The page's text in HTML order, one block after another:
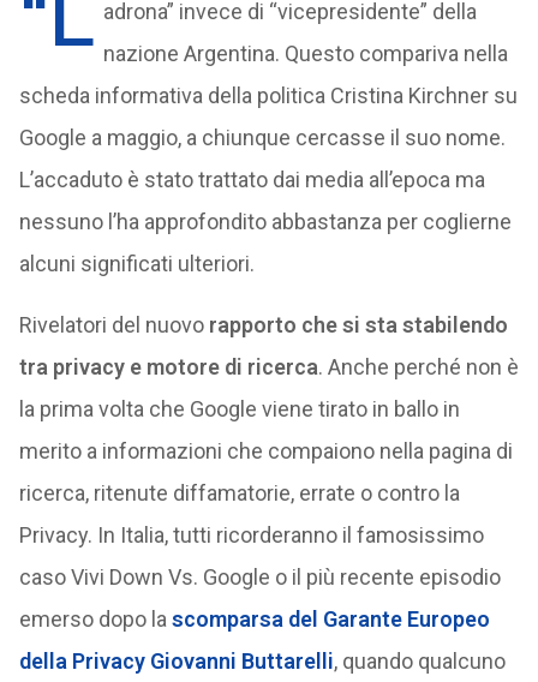
“L adrona” invece di “vicepresidente” della
nazione Argentina. Questo compariva nella
scheda informativa della politica Cristina Kirchner su
Google a maggio, a chiunque cercasse il suo nome.
L’accaduto è stato trattato dai media all’epoca ma
nessuno l’ha approfondito abbastanza per coglierne
alcuni significati ulteriori.
Rivelatori del nuovo rapporto che si sta stabilendo
tra privacy e motore di ricerca. Anche perché non è
la prima volta che Google viene tirato in ballo in
merito a informazioni che compaiono nella pagina di
ricerca, ritenute diffamatorie, errate o contro la
Privacy. In Italia, tutti ricorderanno il famosissimo
caso Vivi Down Vs. Google o il più recente episodio
emerso dopo la scomparsa del Garante Europeo
della Privacy Giovanni Buttarelli, quando qualcuno